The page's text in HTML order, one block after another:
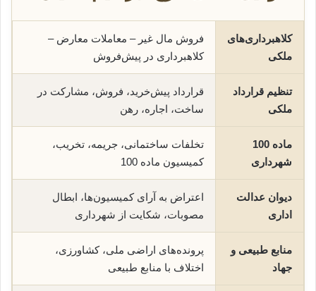
کلاهبرداری‌های
ملکی
فروش مال غیر – معاملات معارض –
کلاهبرداری در پیش‌فروش
تنظیم قرارداد
ملکی
قرارداد پیش‌خرید، فروش، مشارکت در
ساخت، اجاره، رهن
ماده 100
شهرداری
تخلفات ساختمانی، جریمه، تخریب،
کمیسیون ماده 100
دیوان عدالت
اداری
اعتراض به آرای کمیسیون‌ها، ابطال
مصوبات، شکایت از شهرداری
منابع طبیعی و
جهاد
پرونده‌های اراضی ملی، کشاورزی،
اختلاف با منابع طبیعی